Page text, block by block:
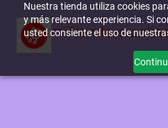
Nuestra tienda utiliza cookies
y más relevante experiencia. Si
usted consiente el uso de
miTienda-